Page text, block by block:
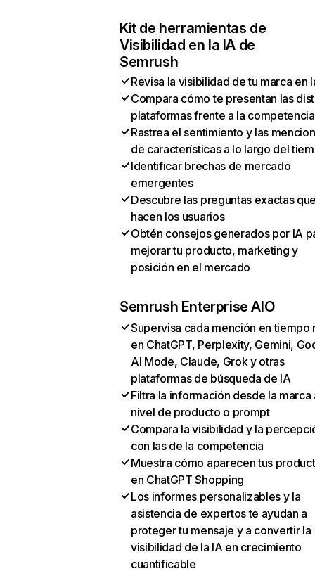
Kit de herramientas de
Visibilidad en la IA de
Semrush
Revisa la visibilidad de tu marca en
Compara cómo te presentan las
plataformas frente a la competencia
Rastrea el sentimiento y las
de características a lo largo del
Identificar brechas de mercado
emergentes
Descubre las preguntas exactas
hacen los usuarios
Obtén consejos generados por IA
mejorar tu producto, marketing y
posición en el mercado
Semrush Enterprise AIO
Supervisa cada mención en tiempo
en ChatGPT, Perplexity, Gemini,
AI Mode, Claude, Grok y otras
plataformas de búsqueda de IA
Filtra la información desde la marca
nivel de producto o prompt
Compara la visibilidad y la
con las de la competencia
Muestra cómo aparecen tus
en ChatGPT Shopping
Los informes personalizables y la
asistencia de expertos te ayudan a
proteger tu mensaje y a convertir la
visibilidad de la IA en crecimiento
cuantificable